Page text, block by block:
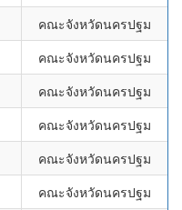
คณะจังหวัดนครปฐม
คณะจังหวัดนครปฐม
คณะจังหวัดนครปฐม
คณะจังหวัดนครปฐม
คณะจังหวัดนครปฐม
คณะจังหวัดนครปฐม